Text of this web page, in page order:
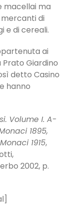
macellai ma
di
e di cereali.
ai
Giardino
detto Casino
hanno
Volume I. A-
1895,
1915,
2002, p.